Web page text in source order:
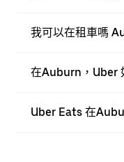
我可以在租車嗎
在Auburn，Uber
Uber Eats 在